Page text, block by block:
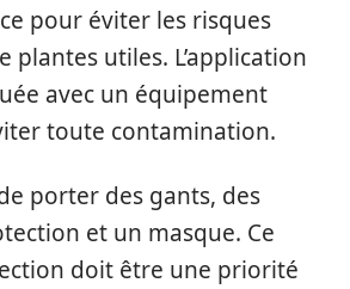
pour éviter les risques
plantes utiles. L’application
avec un équipement
toute contamination.
porter des gants, des
et un masque. Ce
doit être une priorité